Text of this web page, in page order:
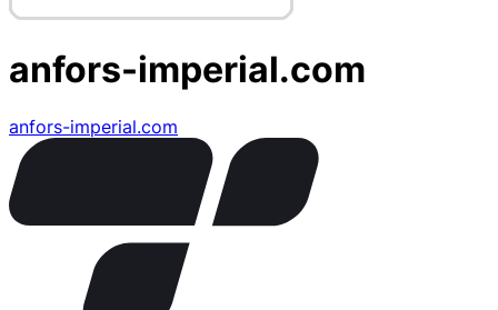
anfors-imperial.com
anfors-imperial.com